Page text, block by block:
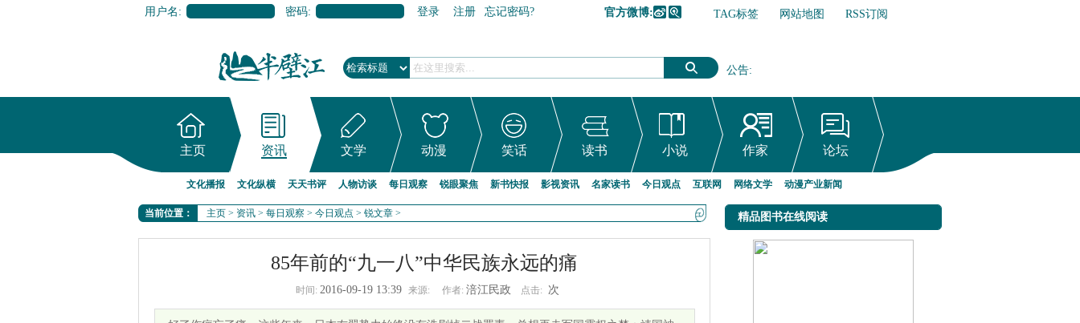
用户名: 密码: 登录 注册 忘记密码? 官方微博: TAG标签 网站地图
RSS订阅
公告:
网络文学行业自律倡议书
主页 资讯 文学 动漫 笑话 读书 小说 作家 论坛
文化播报 文化纵横 天天书评 人物访谈 每日观察 锐眼聚焦 新书快报 影视资讯 名家读书 今日观点 互联网 网络文学 动漫产业新闻
当前位置： 主页 > 资讯 > 每日观察 > 今日观点 > 锐文章 >
85年前的“九一八”中华民族永远的痛
时间: 2016-09-19 13:39 来源: 作者: 涪江民政 点击: 次
精品图书在线阅读